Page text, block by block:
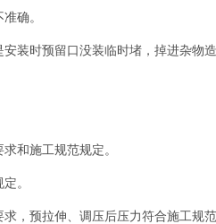
确。
装时预留口没装临时堵，掉进杂物造
和施工规范规定。
。
，预拉伸、调压后压力符合施工规范